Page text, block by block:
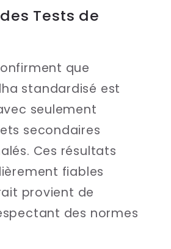
Tests de
que
standardisé est
seulement
secondaires
Ces résultats
fiables
provient de
des normes